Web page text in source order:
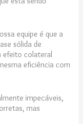
equipe é que a
sólida de
efeito colateral
eficiência com
impecáveis,
mas